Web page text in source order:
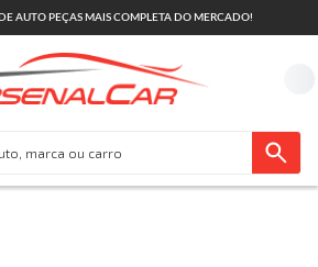
AUTO PEÇAS MAIS COMPLETA DO MERCADO!